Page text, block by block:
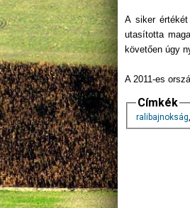
A siker
utasította
követően úgy
A 2011-es
Címkék
ralibajnokság,